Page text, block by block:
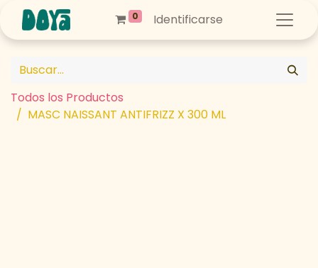
0 Identificarse
Todos los Productos
MASC NAISSANT ANTIFRIZZ X 300 ML